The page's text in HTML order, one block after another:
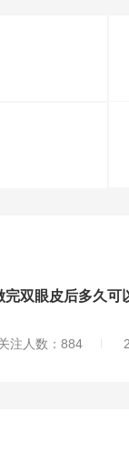
完双眼皮后多久可
注人数：884